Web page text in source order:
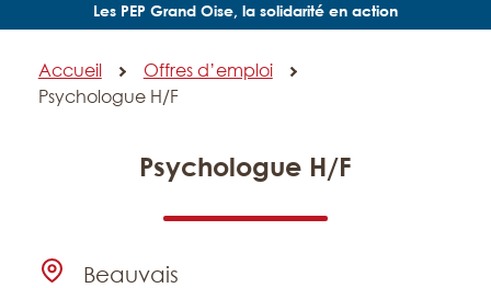
Les PEP Grand Oise, la solidarité en action
Accueil
Offres d’emploi
Psychologue H/F
Psychologue H/F
Emplacement
Beauvais